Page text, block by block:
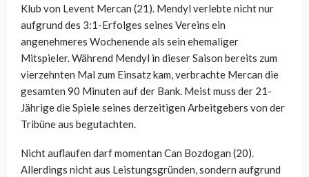
Klub von Levent Mercan (21). Mendyl verlebte nicht nur
aufgrund des 3:1-Erfolges seines Vereins ein
angenehmeres Wochenende als sein ehemaliger
Mitspieler. Während Mendyl in dieser Saison bereits zum
vierzehnten Mal zum Einsatz kam, verbrachte Mercan die
gesamten 90 Minuten auf der Bank. Meist muss der 21-
Jährige die Spiele seines derzeitigen Arbeitgebers von der
Tribüne aus begutachten.
Nicht auflaufen darf momentan Can Bozdogan (20).
Allerdings nicht aus Leistungsgründen, sondern aufgrund